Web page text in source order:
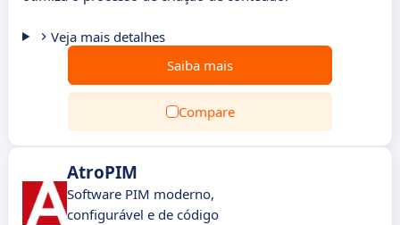
Veja mais detalhes
Saiba mais
Compare
AtroPIM
Software PIM moderno,
configurável e de código